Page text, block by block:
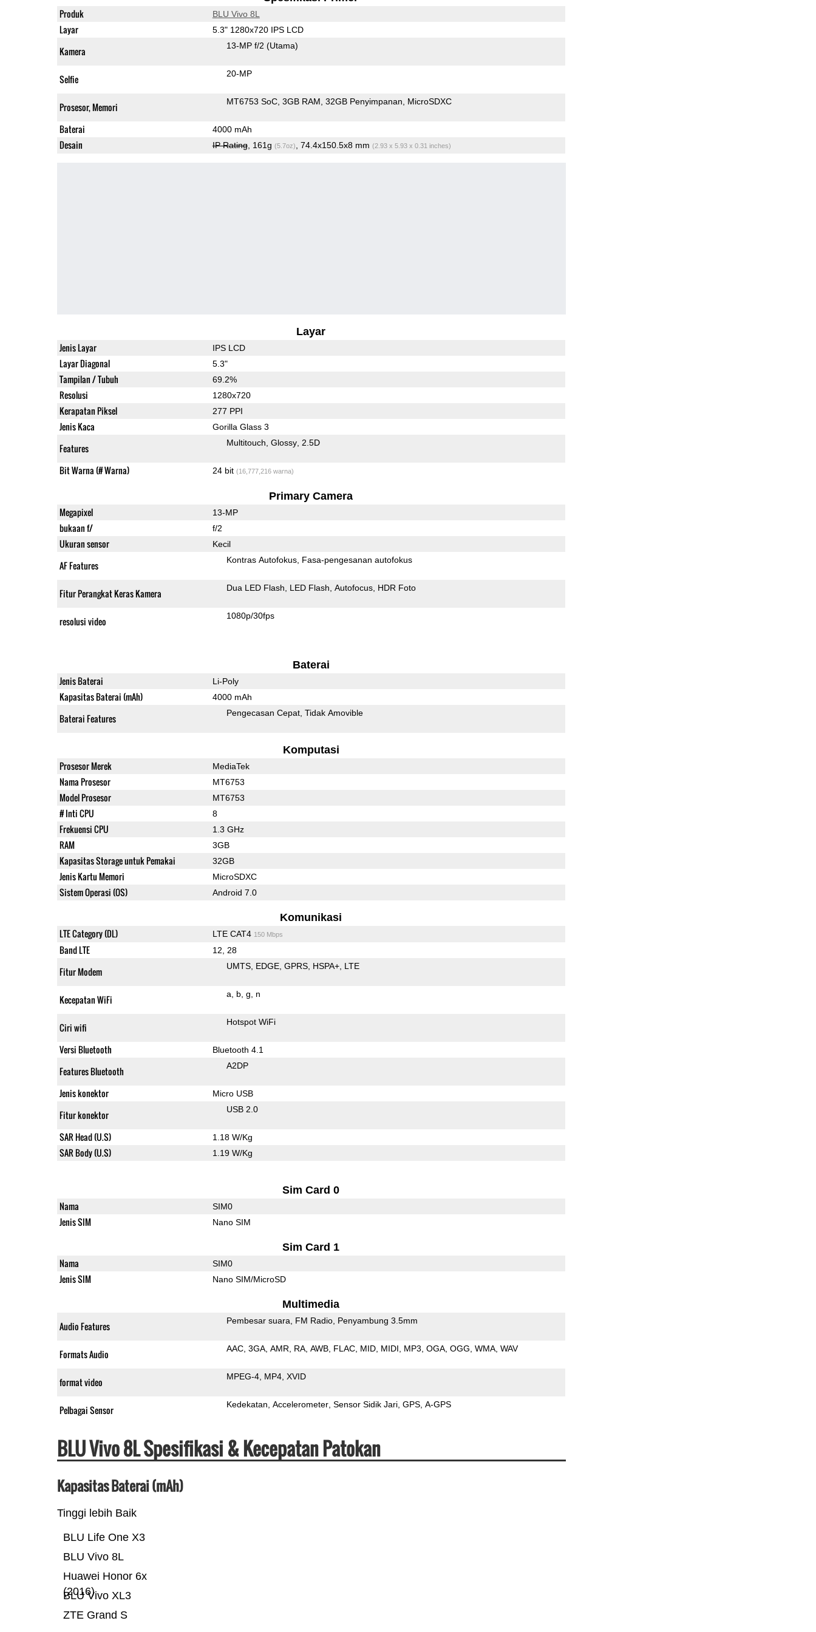
Produk BLU Vivo 8L
Layar 5.3" 1280x720 IPS LCD
Kamera 13-MP f/2 (Utama)
Selfie 20-MP
Prosesor, Memori MT6753 SoC 3GB RAM 32GB Penyimpanan MicroSDXC
Baterai 4000 mAh
Desain IP Rating, 161g (5.7oz) , 74.4x150.5x8 mm (2.93 x 5.93 x 0.31 inches)
Layar
Jenis Layar IPS LCD
Layar Diagonal 5.3"
Tampilan / Tubuh 69.2%
Resolusi 1280x720
Kerapatan Piksel 277 PPI
Jenis Kaca Gorilla Glass 3
Features Multitouch Glossy 2.5D
Bit Warna (# Warna) 24 bit (16,777,216 warna)
Primary Camera
Megapixel 13-MP
bukaan f/ f/2
Ukuran sensor Kecil
AF Features Kontras Autofokus Fasa-pengesanan autofokus
Fitur Perangkat Keras Kamera Dua LED Flash LED Flash Autofocus HDR Foto
resolusi video 1080p/30fps
Baterai
Jenis Baterai Li-Poly
Kapasitas Baterai (mAh) 4000 mAh
Baterai Features Pengecasan Cepat Tidak Amovible
Komputasi
Prosesor Merek MediaTek
Nama Prosesor MT6753
Model Prosesor MT6753
# Inti CPU 8
Frekuensi CPU 1.3 GHz
RAM 3GB
Kapasitas Storage untuk Pemakai 32GB
Jenis Kartu Memori MicroSDXC
Sistem Operasi (OS) Android 7.0
Komunikasi
LTE Category (DL) LTE CAT4 150 Mbps
Band LTE 12, 28
Fitur Modem UMTS EDGE GPRS HSPA+ LTE
Kecepatan WiFi a b g n
Ciri wifi Hotspot WiFi
Versi Bluetooth Bluetooth 4.1
Features Bluetooth A2DP
Jenis konektor Micro USB
Fitur konektor USB 2.0
SAR Head (U.S) 1.18 W/Kg
SAR Body (U.S) 1.19 W/Kg
Sim Card 0
Nama SIM0
Jenis SIM Nano SIM
Sim Card 1
Nama SIM0
Jenis SIM Nano SIM/MicroSD
Multimedia
Audio Features Pembesar suara FM Radio Penyambung 3.5mm
Formats Audio AAC 3GA AMR RA AWB FLAC MID MIDI MP3 OGA OGG WMA WAV
format video MPEG-4 MP4 XVID
Pelbagai Sensor Kedekatan Accelerometer Sensor Sidik Jari GPS A-GPS
BLU Vivo 8L Spesifikasi & Kecepatan Patokan
Kapasitas Baterai (mAh)
Tinggi lebih Baik
ZTE Grand S
BLU Vivo XL3
Huawei Honor 6x
(2016)
BLU Vivo 8L
BLU Life One X3